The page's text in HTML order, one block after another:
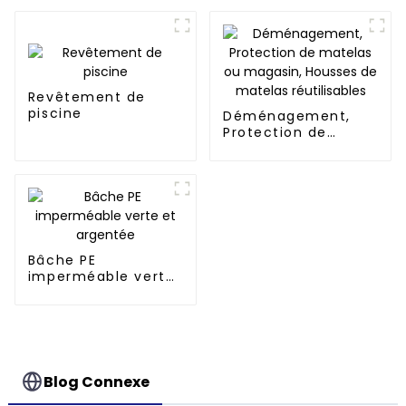
Revêtement de
piscine
Déménagement,
Protection de
Bâche PE
imperméable verte
Blog Connexe